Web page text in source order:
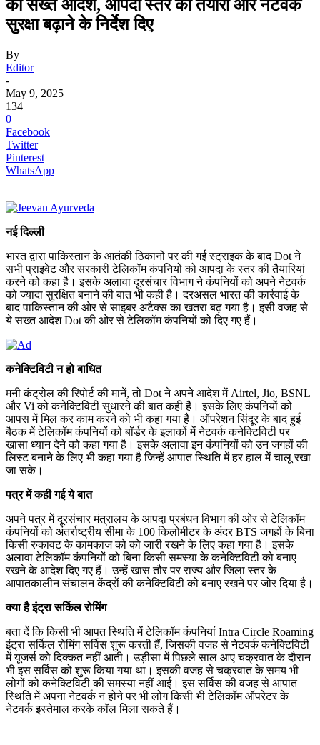
को सख्त आदेश, आपदा स्तर की तैयारी और नेटवर्क
सुरक्षा बढ़ाने के निर्देश दिए
By
Editor
-
May 9, 2025
134
0
Facebook
Twitter
Pinterest
WhatsApp
नई दिल्ली
भारत द्वारा पाकिस्तान के आतंकी ठिकानों पर की गई स्ट्राइक के बाद Dot ने
सभी प्राइवेट और सरकारी टेलिकॉम कंपनियों को आपदा के स्तर की तैयारियां
करने को कहा है। इसके अलावा दूरसंचार विभाग ने कंपनियों को अपने नेटवर्क
को ज्यादा सुरक्षित बनाने की बात भी कही है। दरअसल भारत की कार्रवाई के
बाद पाकिस्तान की ओर से साइबर अटैक्स का खतरा बढ़ गया है। इसी वजह से
ये सख्त आदेश Dot की ओर से टेलिकॉम कंपनियों को दिए गए हैं।
कनेक्टिविटी न हो बाधित
मनी कंट्रोल की रिपोर्ट की मानें, तो Dot ने अपने आदेश में Airtel, Jio, BSNL
और Vi को कनेक्टिविटी सुधारने की बात कही है। इसके लिए कंपनियों को
आपस में मिल कर काम करने को भी कहा गया है। ऑपरेशन सिंदूर के बाद हुई
बैठक में टेलिकॉम कंपनियों को बॉर्डर के इलाकों में नेटवर्क कनेक्टिविटी पर
खासा ध्यान देने को कहा गया है। इसके अलावा इन कंपनियों को उन जगहों की
लिस्ट बनाने के लिए भी कहा गया है जिन्हें आपात स्थिति में हर हाल में चालू रखा
जा सके।
पत्र में कही गई ये बात
अपने पत्र में दूरसंचार मंत्रालय के आपदा प्रबंधन विभाग की ओर से टेलिकॉम
कंपनियों को अंतर्राष्ट्रीय सीमा के 100 किलोमीटर के अंदर BTS जगहों के बिना
किसी रुकावट के कामकाज को को जारी रखने के लिए कहा गया है। इसके
अलावा टेलिकॉम कंपनियों को बिना किसी समस्या के कनेक्टिविटी को बनाए
रखने के आदेश दिए गए हैं। उन्हें खास तौर पर राज्य और जिला स्तर के
आपातकालीन संचालन केंद्रों की कनेक्टिविटी को बनाए रखने पर जोर दिया है।
क्या है इंट्रा सर्किल रोमिंग
बता दें कि किसी भी आपत स्थिति में टेलिकॉम कंपनियां Intra Circle Roaming
इंट्रा सर्किल रोमिंग सर्विस शुरू करती हैं, जिसकी वजह से नेटवर्क कनेक्टिविटी
में यूजर्स को दिक्कत नहीं आती। उड़ीसा में पिछले साल आए चक्रवात के दौरान
भी इस सर्विस को शुरू किया गया था। इसकी वजह से चक्रवात के समय भी
लोगों को कनेक्टिविटी की समस्या नहीं आई। इस सर्विस की वजह से आपात
स्थिति में अपना नेटवर्क न होने पर भी लोग किसी भी टेलिकॉम ऑपरेटर के
नेटवर्क इस्तेमाल करके कॉल मिला सकते हैं।